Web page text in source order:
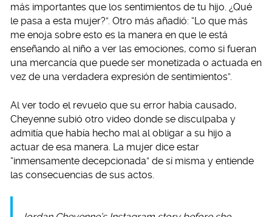
más importantes que los sentimientos de tu hijo. ¿Qué
le pasa a esta mujer?”. Otro más añadió: “Lo que más
me enoja sobre esto es la manera en que le está
enseñando al niño a ver las emociones, como si fueran
una mercancía que puede ser monetizada o actuada en
vez de una verdadera expresión de sentimientos”.
Al ver todo el revuelo que su error había causado,
Cheyenne subió otro video donde se disculpaba y
admitía que había hecho mal al obligar a su hijo a
actuar de esa manera. La mujer dice estar
“inmensamente decepcionada” de sí misma y entiende
las consecuencias de sus actos.